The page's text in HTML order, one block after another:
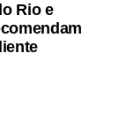
Rio e